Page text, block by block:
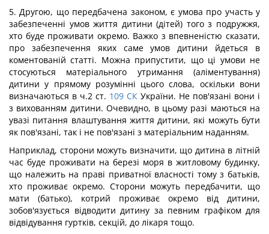
5. Другою, що передбачена законом, є умова про участь у
забезпеченні умов життя дитини (дітей) того з подружжя,
хто буде проживати окремо. Важко з впевненістю сказати,
про забезпечення яких саме умов дитини йдеться в
коментованій статті. Можна припустити, що ці умови не
стосуються матеріального утримання (аліментування)
дитини у прямому розумінні цього слова, оскільки вони
визначаються в ч.2 ст. 109 СК України. Не пов'язані вони і
з вихованням дитини. Очевидно, в цьому разі маються на
увазі питання влаштування життя дитини, які можуть бути
як пов'язані, так і не пов'язані з матеріальним наданням.
Наприклад, сторони можуть визначити, що дитина в літній
час буде проживати на березі моря в житловому будинку,
що належить на праві приватної власності тому з батьків,
хто проживає окремо. Сторони можуть передбачити, що
мати (батько), котрий проживає окремо від дитини,
зобов'язується відводити дитину за певним графіком для
відвідування гуртків, секцій, до лікаря тощо.